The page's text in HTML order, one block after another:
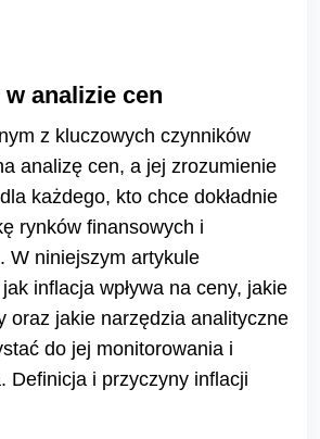
analizie cen
z kluczowych czynników
analizę cen, a jej zrozumienie
każdego, kto chce dokładnie
rynków finansowych i
W niniejszym artykule
inflacja wpływa na ceny, jakie
oraz jakie narzędzia analityczne
do jej monitorowania i
Definicja i przyczyny inflacji